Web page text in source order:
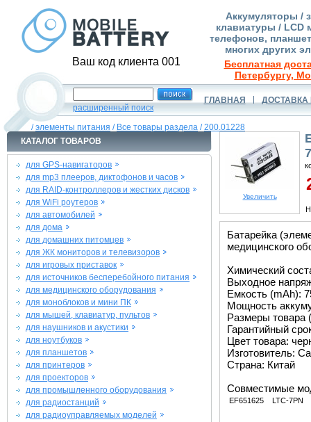
Ваш код клиента 001
Аккумуляторы /
клавиатуры / LCD
телефонов,
многих других
Бесплатная
Петербургу,
расширенный поиск
ГЛАВНАЯ ДОСТАВКА
/элементы питания / Все товары раздела /200.01228
КАТАЛОГ ТОВАРОВ
для GPS-навигаторов
для mp3 плееров, диктофонов и часов
для RAID-контроллеров и жестких дисков
для WiFi роутеров
для автомобилей
для дома
для домашних питомцев
для ЖК мониторов и телевизоров
для игровых приставок
для источников бесперебойного питания
для медицинского оборудования
для моноблоков и мини ПК
для мышей, клавиатур, пультов
для наушников и акустики
для ноутбуков
для планшетов
для принтеров
для проекторов
для промышленного оборудования
для радиостанций
для радиоуправляемых моделей
Увеличить
Батарейка
медицинского
Химический
Выходное
Емкость (mAh):
Мощность
Размеры товара
Гарантийный
Цвет товара:
Изготовитель:
Страна: Китай
Совместимые
EF651625 LTC-7PN